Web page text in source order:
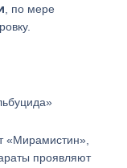
, по мере
«Мирамистин»,
проявляют